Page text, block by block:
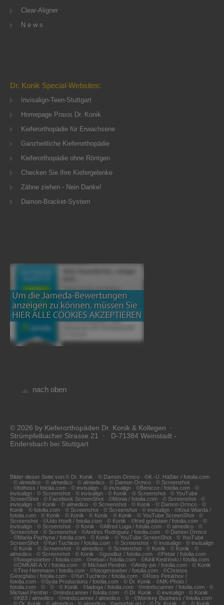
Clear-Aligner
N e w s
Dr. Konik Special-Websites:
Invisalign-Teen-Stuttgart
Homepage Praxis Dr. Konik
Kieferorthopädie für Erwachsene
Ganzheitliche Kieferorthopädie
Kieferorthopädie ohne Röntgen
Checken Sie Ihre Kiefergelenke
Zähne ziehen - Nein Danke!
Damon-Bracket-System
nach oben
© 2026 by Kieferorthopäden Dr. Konik & Kollegen ·
Strümpfelbacher Strasse 21 · D-71384 Weinstadt -
Endersbach bei Stuttgart
Bilder dieser Seite von:© Dr. Konik · © Damon Ormco · ©K.-U. Häßler / fotolia.com
· © almedico · © almedico · © almedico · © Damon Ormco · © Screenshot
· ©fothoss / fotolia.com · © invisalign · © invisalign · ©Benicce / fotolia.com · ©
invisalign · © Screenshot · © invisalign · © Konik · © Screenshot · © YouTube
ScreenShot · © Facebook ScreenShot · ©Monia / fotolia.com · © Screenshot · ©
invisalign · © Konik · © almedico · © Screenshot · © Konik · © Damon Ormco · ©
Konik · © fotolia.com · © Screenshot · © Screenshot · © invisalign · ©Knut Wiarda /
fotolia.com · © Konik · © Konik · © Konik · © Konik · © YouTube ScreenShot · ©
Screenshot · ©Udo Hoeft / fotolia.com · © Konik · ©fred goldstein / fotolia.com · ©
invisalign · © Screenshot · © Konik · ©Alfred Luga / fotolia.com · © almedico · ©
Screenshot · © Screenshot · ©Andres Rodriguez / fotolia.com · © Damon Ormco
· ©Mariia Pazhyna / fotolia.com · © Konik · © YouTube ScreenShot · © YouTube
ScreenShot · ©Yuri Tuchkov / fotolia.com · © Screenshot · © invisalign · © invisalign
· © Konik · © Screenshot · © almedico · © Screenshot · © Konik · © Konik · ©
almedico · © Screenshot · © Konik · ©goodluz / fotolia.com · ©Petair / fotolia.com
· ©fotogestoeber / fotolia.com · ©nebari / fotolia.com · ©Kirill Kedrinski / fotolia.com
· ©OMKAR A.V / fotolia.com · © Michael Penthin · ©Andy-pix / fotolia.com · © Konik
· ©Tino Hemmann / fotolia.com · ©fotogestoeber / fotolia.com · ©Christos
Georghiou / fotolia.com · ©Yuri Tuchkov / fotolia.com · ©Ross Petukhov /
fotolia.com · ©Syda Productions / fotolia.com · © Dr. Konik · ©MK-Photo /
fotolia.com · © · © · © Konik · ©ladoga / fotolia.com · ©mindscanner / fotolia.com · ©
Michael Penthin · ©mindscanner / fotolia.com · © Dr. Konik · © invisalign · © Konik
· ©KB3 / almedico · ©mindscanner / almedico · © · ©Monkey Business / fotolia.com
· © Dr. Konik · © almedico · © almedico · ©amorfati.art / · © Dr. Konik · © · © Konik